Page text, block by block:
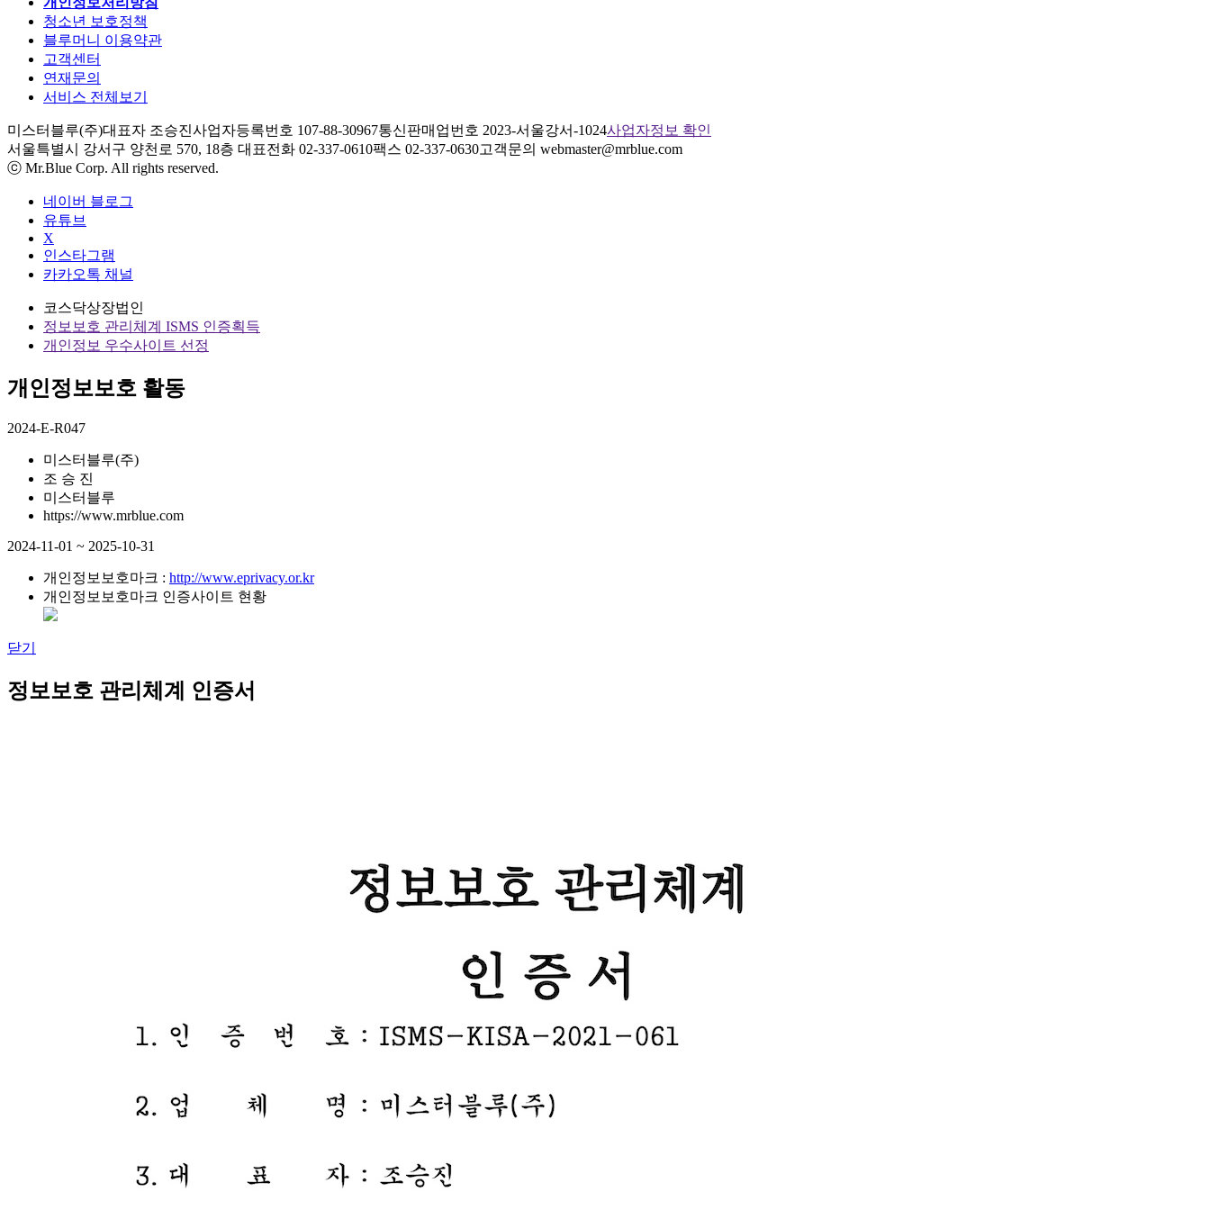
청소년 보호정책
블루머니 이용약관
고객센터
연재문의
서비스 전체보기
미스터블루(주)대표자 조승진사업자등록번호 107-88-30967통신판매업번호 2023-서울강서-1024사업자정보 확인
서울특별시 강서구 양천로 570, 18층 대표전화 02-337-0610팩스 02-337-0630고객문의 webmaster@mrblue.com
ⓒ Mr.Blue Corp. All rights reserved.
네이버 블로그
유튜브
X
인스타그램
카카오톡 채널
코스닥상장법인
정보보호 관리체계 ISMS 인증획득
개인정보 우수사이트 선정
개인정보보호 활동
2024-E-R047
미스터블루(주)
조 승 진
미스터블루
https://www.mrblue.com
2024-11-01 ~ 2025-10-31
개인정보보호마크 : http://www.eprivacy.or.kr
개인정보보호마크 인증사이트 현황
닫기
정보보호 관리체계 인증서